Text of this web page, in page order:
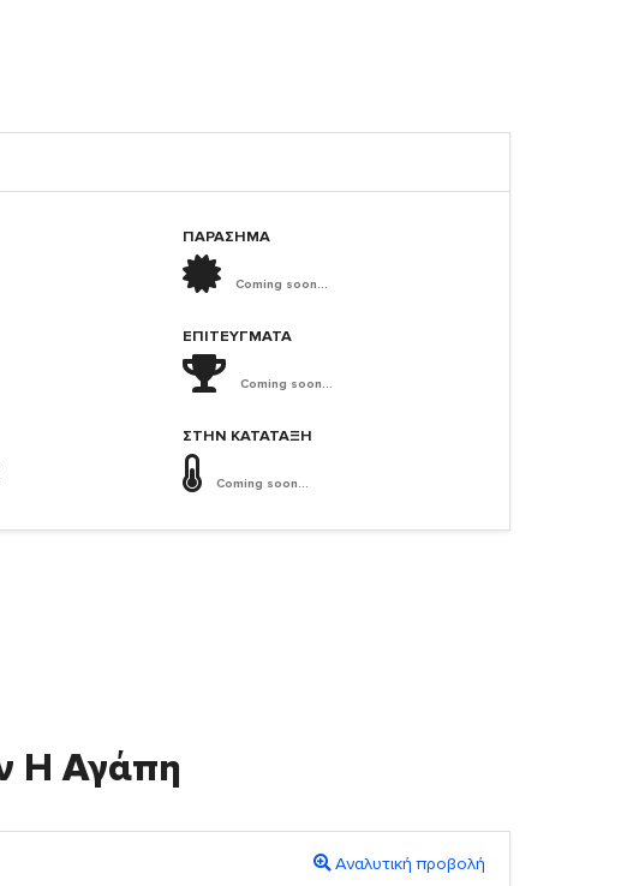
ΠΑΡΑΣΗΜΑ
Coming soon...
ΕΠΙΤΕΎΓΜΑΤΑ
Coming soon...
ΣΤΗΝ ΚΑΤΆΤΑΞΗ
Coming soon...
Η Αγάπη
Αναλυτική προβολή